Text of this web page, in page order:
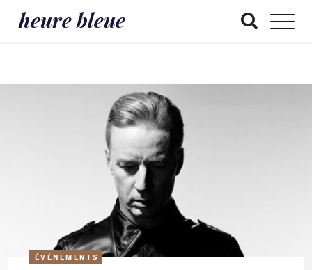
heure bleue
ÉVÈNEMENTS